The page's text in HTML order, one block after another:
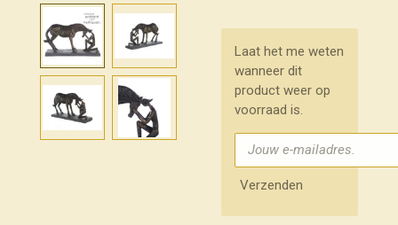
Laat het me weten
wanneer dit
product weer op
voorraad is.
Verzenden